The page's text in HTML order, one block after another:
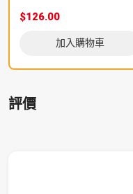
$126.00
加入購物車
評價